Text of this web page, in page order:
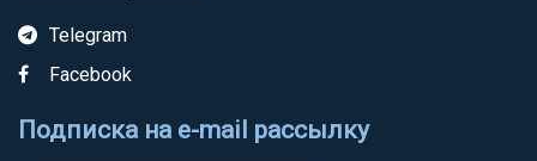
Telegram
Facebook
Подписка на e-mail рассылку